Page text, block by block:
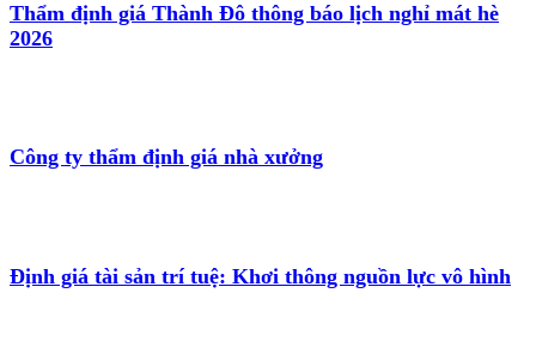
Thẩm định giá Thành Đô thông báo lịch nghỉ mát hè
2026
Công ty thẩm định giá nhà xưởng
Định giá tài sản trí tuệ: Khơi thông nguồn lực vô hình